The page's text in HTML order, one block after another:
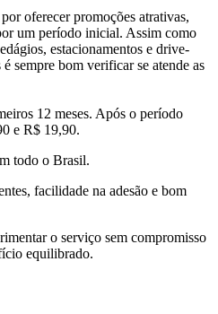
oferecer promoções atrativas,
um período inicial. Assim como
estacionamentos e drive-
sempre bom verificar se atende as
12 meses. Após o período
e R$ 19,90.
todo o Brasil.
facilidade na adesão e bom
o serviço sem compromisso
equilibrado.